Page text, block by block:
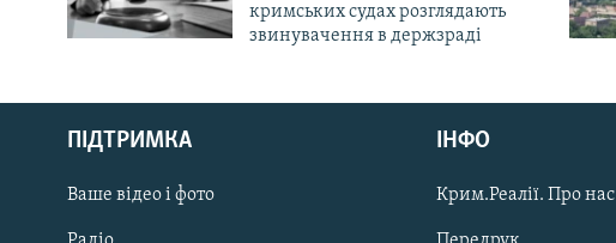
Русский
Qırımtatar
ДОЛУЧАЙСЯ!
кримських судах розглядають
звинувачення в держзраді
ПІДТРИМКА
Ваше відео і фото
ІНФО
Крим.Реалії. Про нас